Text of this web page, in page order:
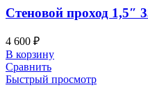
Стеновой проход 1,5″
4 600 ₽
В корзину
Сравнить
Быстрый просмотр